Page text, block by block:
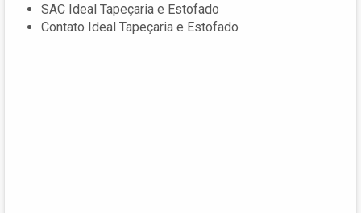
SAC Ideal Tapeçaria e Estofado
Contato Ideal Tapeçaria e Estofado